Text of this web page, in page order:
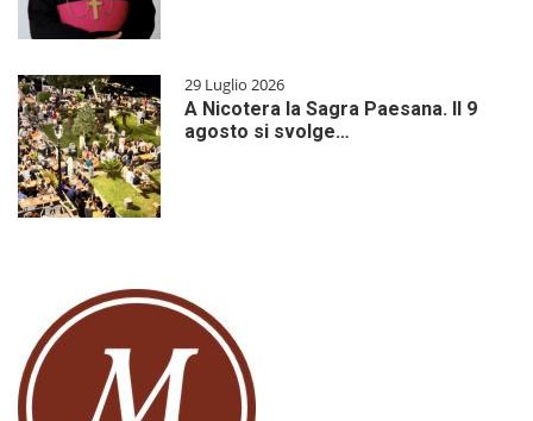
29 Luglio 2026
A Nicotera la Sagra Paesana. Il 9
agosto si svolge…